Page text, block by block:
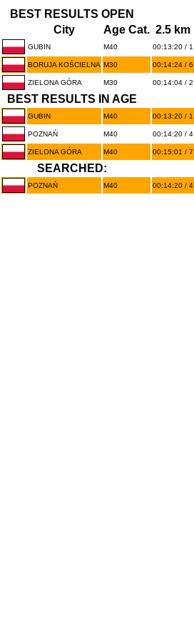
BEST RESULTS OPEN
City Age Cat. 2.5 km
GUBIN M40 00:13:20 / 1
BORUJA KOŚCIELNA M30 00:14:24 / 6
ZIELONA GÓRA M30 00:14:04 / 2
BEST RESULTS IN AGE
GUBIN M40 00:13:20 / 1
POZNAŃ M40 00:14:20 / 4
ZIELONA GÓRA M40 00:15:01 / 7
SEARCHED:
POZNAŃ M40 00:14:20 / 4